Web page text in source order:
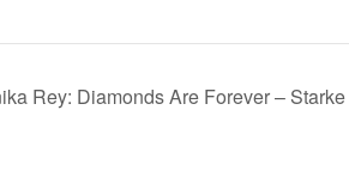
Rey: Diamonds Are Forever –